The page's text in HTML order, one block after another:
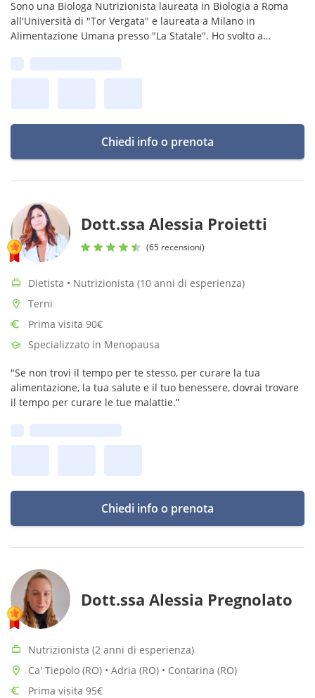
Sono una Biologa Nutrizionista laureata in Biologia a Roma
all'Università di "Tor Vergata" e laureata a Milano in
Alimentazione Umana presso "La Statale". Ho svolto a
Chiedi info o prenota
Dott.ssa Alessia Proietti
(65 recensioni)
Dietista • Nutrizionista (10 anni di esperienza)
Terni
Prima visita 90€
Specializzato in Menopausa
"Se non trovi il tempo per te stesso, per curare la tua
alimentazione, la tua salute e il tuo benessere, dovrai trovare
il tempo per curare le tue malattie.”
Chiedi info o prenota
Dott.ssa Alessia Pregnolato
Nutrizionista (2 anni di esperienza)
Ca' Tiepolo (RO) • Adria (RO) • Contarina (RO)
Prima visita 95€